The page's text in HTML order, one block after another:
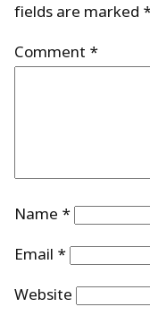
fields are marked
Comment *
Name *
Email *
Website